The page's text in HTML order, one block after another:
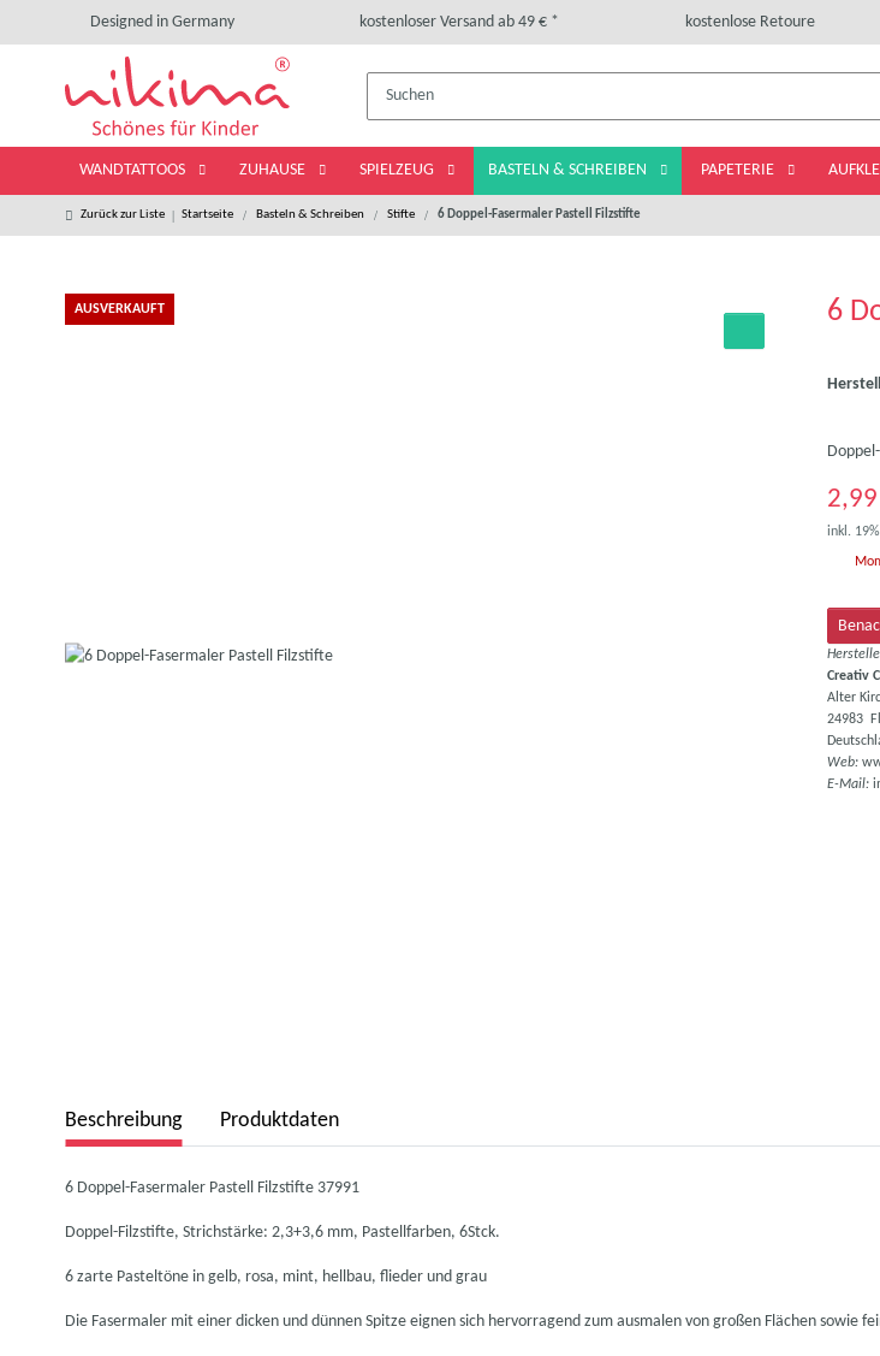
Designed in Germany kostenloser Versand ab 49 € * kostenlose Retoure
WANDTATTOOS ZUHAUSE SPIELZEUG BASTELN & SCHREIBEN PAPETERIE
Zurück zur Liste Startseite Basteln & Schreiben Stifte 6 Doppel-Fasermaler Pastell Filzstifte
AUSVERKAUFT 6
inkl.
Creativ
Alter
24983
Web:
E-Mail:
weitere Registerkarten anzeigen
Beschreibung Produktdaten
6 Doppel-Fasermaler Pastell Filzstifte 37991
Doppel-Filzstifte, Strichstärke: 2,3+3,6 mm, Pastellfarben, 6Stck.
6 zarte Pasteltöne in gelb, rosa, mint, hellbau, flieder und grau
Die Fasermaler mit einer dicken und dünnen Spitze eignen sich hervorragend zum ausmalen von großen Flächen sowie